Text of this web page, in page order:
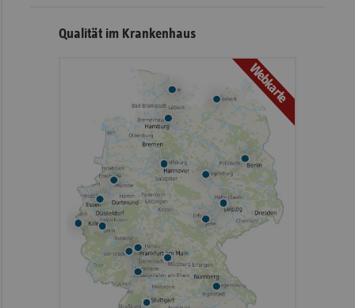
Qualität im Krankenhaus
Webkarte